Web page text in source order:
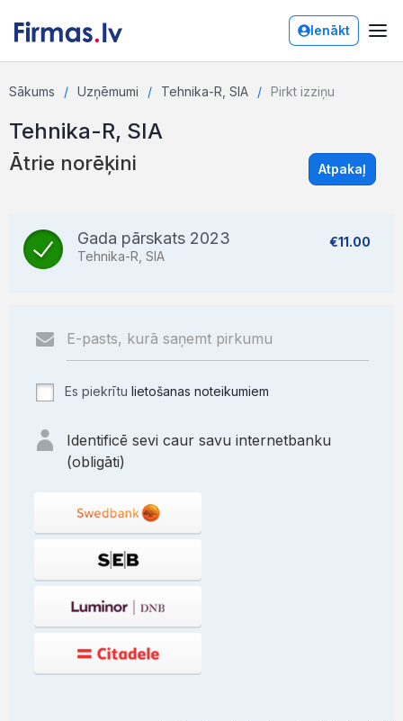
Ienākt
Sākums Uzņēmumi Tehnika-R, SIA Pirkt izziņu
Tehnika-R, SIA
Ātrie norēķini Atpakaļ
Gada pārskats 2023
Tehnika-R, SIA
€11.00
Es piekrītu lietošanas noteikumiem
Identificē sevi caur savu internetbanku
(obligāti)